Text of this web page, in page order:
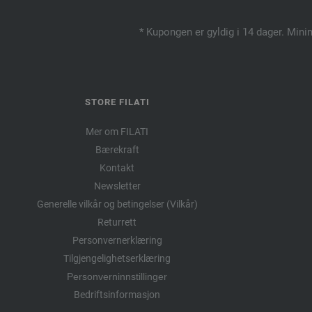
* Kupongen er gyldig i 14 dager.
STORE FILATI
Mer om FILATI
Bærekraft
Kontakt
Newsletter
Generelle vilkår og betingelser (Vilkår)
Returrett
Personvernerklæring
Tilgjengelighetserklæring
Personverninnstillinger
Bedriftsinformasjon